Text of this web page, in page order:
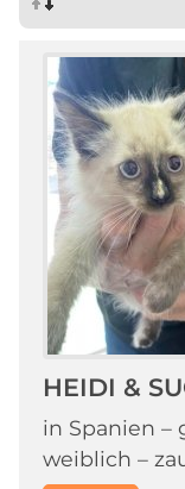
HEIDI &
in Spanien –
weiblich –